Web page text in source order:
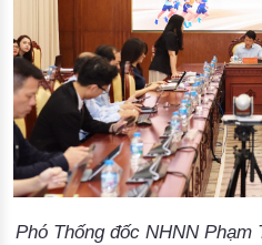
Phó Thống đốc NHNN